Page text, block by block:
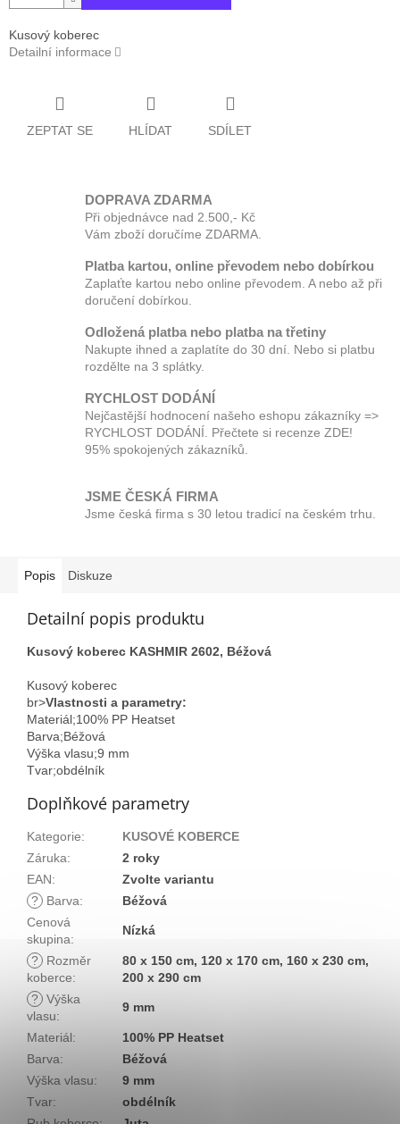
Kusový koberec
Detailní informace
ZEPTAT SE HLÍDAT SDÍLET
DOPRAVA ZDARMA
Při objednávce nad 2.500,- Kč
Vám zboží doručíme ZDARMA.
Platba kartou, online převodem nebo dobírkou
Zaplaťte kartou nebo online převodem. A nebo až při
doručení dobírkou.
Odložená platba nebo platba na třetiny
Nakupte ihned a zaplatíte do 30 dní. Nebo si platbu
rozdělte na 3 splátky.
RYCHLOST DODÁNÍ
Nejčastější hodnocení našeho eshopu zákazníky =>
RYCHLOST DODÁNÍ. Přečtete si recenze ZDE!
95% spokojených zákazníků.
JSME ČESKÁ FIRMA
Jsme česká firma s 30 letou tradicí na českém trhu.
Popis Diskuze
Detailní popis produktu
Kusový koberec KASHMIR 2602, Béžová
Kusový koberec
br>Vlastnosti a parametry:
Materiál;100% PP Heatset
Barva;Béžová
Výška vlasu;9 mm
Tvar;obdélník
Doplňkové parametry
Kategorie:
KUSOVÉ KOBERCE
Záruka:
2 roky
EAN:
Zvolte variantu
?
Barva:
Béžová
Cenová
skupina:
Nízká
?
Rozměr
koberce:
80 x 150 cm, 120 x 170 cm, 160 x 230 cm,
200 x 290 cm
? Výška
vlasu:
9 mm
Materiál:
100% PP Heatset
Barva:
Béžová
Výška vlasu:
9 mm
Tvar:
obdélník